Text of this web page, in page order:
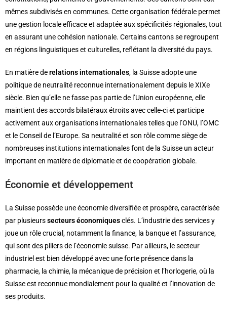
mêmes subdivisés en communes. Cette organisation fédérale permet
une gestion locale efficace et adaptée aux spécificités régionales, tout
en assurant une cohésion nationale. Certains cantons se regroupent
en régions linguistiques et culturelles, reflétant la diversité du pays.
En matière derelations internationales, la Suisse adopte une
politique de neutralité reconnue internationalement depuis le XIXe
siècle. Bien qu’elle ne fasse pas partie de l’Union européenne, elle
maintient des accords bilatéraux étroits avec celle-ci et participe
activement aux organisations internationales telles que l’ONU, l’OMC
et le Conseil de l’Europe. Sa neutralité et son rôle comme siège de
nombreuses institutions internationales font de la Suisse un acteur
important en matière de diplomatie et de coopération globale.
Économie et développement
La Suisse possède une économie diversifiée et prospère, caractérisée
par plusieurssecteurs économiquesclés. L’industrie des services y
joue un rôle crucial, notamment la finance, la banque et l’assurance,
qui sont des piliers de l’économie suisse. Par ailleurs, le secteur
industriel est bien développé avec une forte présence dans la
pharmacie, la chimie, la mécanique de précision et l’horlogerie, où la
Suisse est reconnue mondialement pour la qualité et l’innovation de
ses produits.